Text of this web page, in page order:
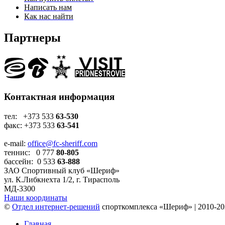
Написать нам
Как нас найти
Партнеры
Контактная информация
тел: +373 533 63-530
факс: +373 533 63-541
e-mail: office@fc-sheriff.com
теннис: 0 777 80-805
бассейн: 0 533 63-888
ЗАО Спортивный клуб «Шериф»
ул. К.Либкнехта 1/2, г. Тирасполь
МД-3300
Наши координаты
© Отдел интернет-решений спорткомплекса «Шериф» | 2010-